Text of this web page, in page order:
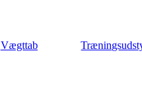
Vægttab